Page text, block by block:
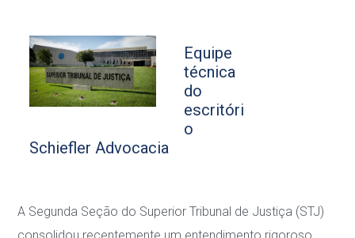
Equipe
técnica
do
escritóri
o
Schiefler Advocacia
A Segunda Seção do Superior Tribunal de Justiça (STJ)